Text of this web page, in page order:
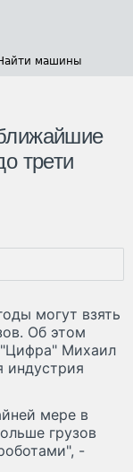
машины
трети
могут взять
Об этом
Михаил
индустрия
мере в
грузов
-